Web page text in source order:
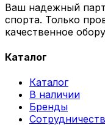
Ваш надежный
спорта. Только
качественное
Каталог
Каталог
В наличии
Бренды